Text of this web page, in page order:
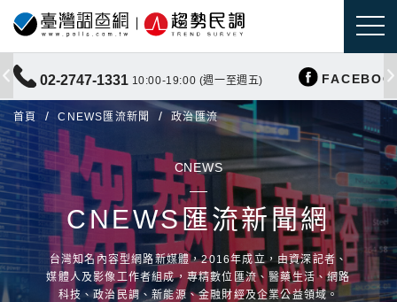
02-2747-1331 10:00-19:00 (週一至週五)
首頁 CNEWS匯流新聞 政治匯流
CNEWS
CNEWS匯流新聞網
台灣知名內容型網路新媒體，2016年成立，由資深記者、
媒體人及影像工作者組成，專精數位匯流、醫藥生活、網路
科技、政治民調、新能源、金融財經及企業公益領域。